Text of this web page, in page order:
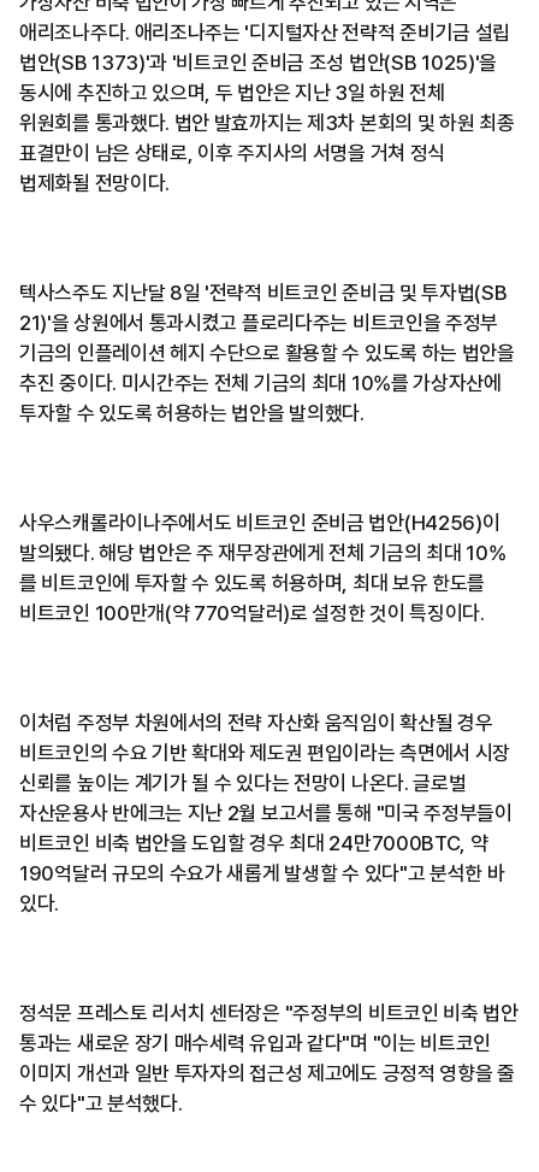
애리조나주다. 애리조나주는 '디지털자산 전략적 준비기금 설립
법안(SB 1373)'과 '비트코인 준비금 조성 법안(SB 1025)'을
동시에 추진하고 있으며, 두 법안은 지난 3일 하원 전체
위원회를 통과했다. 법안 발효까지는 제3차 본회의 및 하원 최종
표결만이 남은 상태로, 이후 주지사의 서명을 거쳐 정식
법제화될 전망이다.
텍사스주도 지난달 8일 '전략적 비트코인 준비금 및 투자법(SB
21)'을 상원에서 통과시켰고 플로리다주는 비트코인을 주정부
기금의 인플레이션 헤지 수단으로 활용할 수 있도록 하는 법안을
추진 중이다. 미시간주는 전체 기금의 최대 10%를 가상자산에
투자할 수 있도록 허용하는 법안을 발의했다.
사우스캐롤라이나주에서도 비트코인 준비금 법안(H4256)이
발의됐다. 해당 법안은 주 재무장관에게 전체 기금의 최대 10%
를 비트코인에 투자할 수 있도록 허용하며, 최대 보유 한도를
비트코인 100만개(약 770억달러)로 설정한 것이 특징이다.
이처럼 주정부 차원에서의 전략 자산화 움직임이 확산될 경우
비트코인의 수요 기반 확대와 제도권 편입이라는 측면에서 시장
신뢰를 높이는 계기가 될 수 있다는 전망이 나온다. 글로벌
자산운용사 반에크는 지난 2월 보고서를 통해 "미국 주정부들이
비트코인 비축 법안을 도입할 경우 최대 24만7000BTC, 약
190억달러 규모의 수요가 새롭게 발생할 수 있다"고 분석한 바
있다.
정석문 프레스토 리서치 센터장은 "주정부의 비트코인 비축 법안
통과는 새로운 장기 매수세력 유입과 같다"며 "이는 비트코인
이미지 개선과 일반 투자자의 접근성 제고에도 긍정적 영향을 줄
수 있다"고 분석했다.